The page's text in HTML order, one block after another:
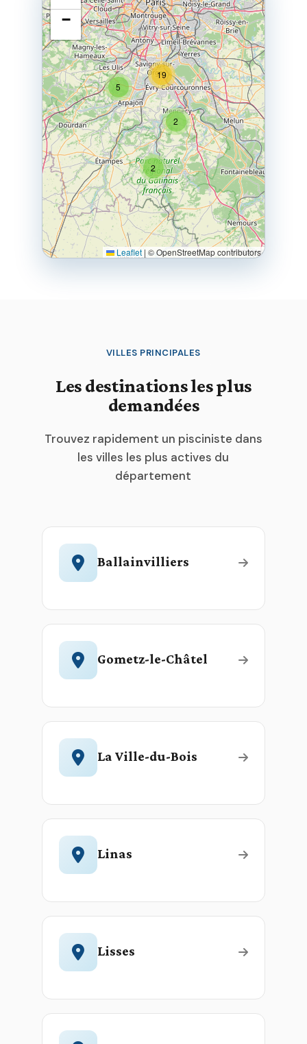
2
2
5
19
−
Leaflet | © OpenStreetMap contributors
VILLES PRINCIPALES
Les destinations les plus
demandées
Trouvez rapidement un pisciniste dans
les villes les plus actives du
département
Ballainvilliers
Gometz-le-Châtel
La Ville-du-Bois
Linas
Lisses